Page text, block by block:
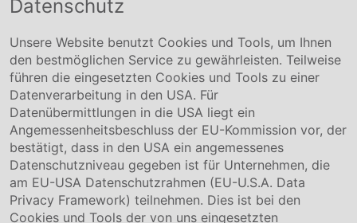
Conmetall Meister GmbH
+49 5141-180
info@conmetallmeister.de
www.conmetallmeister.de
Unternehmen
Über uns
Compliance
Hinweisgebersystem
Karriere
Service & Kontakt
Datenschutz
Unsere Website benutzt Cookies und Tools, um Ihnen
den bestmöglichen Service zu gewährleisten. Teilweise
führen die eingesetzten Cookies und Tools zu einer
Datenverarbeitung in den USA. Für
Datenübermittlungen in die USA liegt ein
Angemessenheitsbeschluss der EU-Kommission vor, der
bestätigt, dass in den USA ein angemessenes
Datenschutzniveau gegeben ist für Unternehmen, die
am EU-USA Datenschutzrahmen (EU-U.S.A. Data
Privacy Framework) teilnehmen. Dies ist bei den
Cookies und Tools der von uns eingesetzten